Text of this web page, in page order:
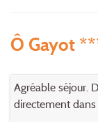
Ô Gayot
Agréable séjour.
directement